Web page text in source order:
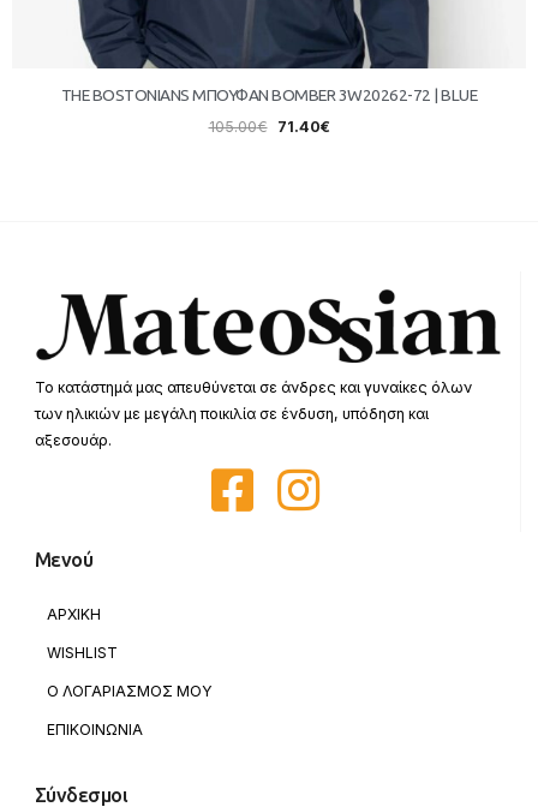
THE BOSTONIANS ΜΠΟΥΦΑΝ BOMBER 3W20262-72 | BLUE
105.00€ 71.40€
Το κατάστημά μας απευθύνεται σε άνδρες και γυναίκες όλων
των ηλικιών με μεγάλη ποικιλία σε ένδυση, υπόδηση και
αξεσουάρ.
Μενού
ΑΡΧΙΚΗ
WISHLIST
Ο ΛΟΓΑΡΙΑΣΜΟΣ ΜΟΥ
ΕΠΙΚΟΙΝΩΝΙΑ
Σύνδεσμοι